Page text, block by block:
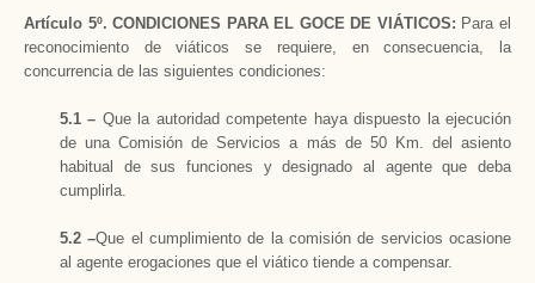
Artículo 5º. CONDICIONES PARA EL GOCE DE VIÁTICOS: Para el
reconocimiento de viáticos se requiere, en consecuencia, la
concurrencia de las siguientes condiciones:
5.1 – Que la autoridad competente haya dispuesto la ejecución
de una Comisión de Servicios a más de 50 Km. del asiento
habitual de sus funciones y designado al agente que deba
cumplirla.
5.2 –Que el cumplimiento de la comisión de servicios ocasione
al agente erogaciones que el viático tiende a compensar.